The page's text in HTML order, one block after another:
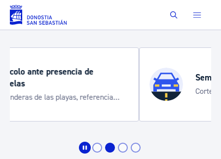
Saltar al contenido principal Buscar
Semana Grande 2026
Cortes de tráfico y servicios especiales
de transporte